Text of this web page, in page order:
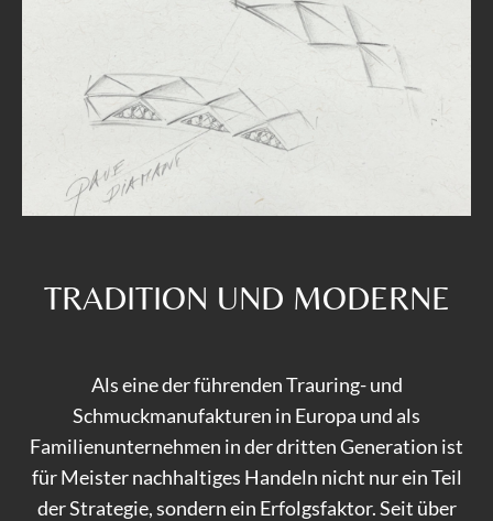
TRADITION UND MODERNE
Als eine der führenden Trauring- und
Schmuckmanufakturen in Europa und als
Familienunternehmen in der dritten Generation ist
für Meister nachhaltiges Handeln nicht nur ein Teil
der Strategie, sondern ein Erfolgsfaktor. Seit über